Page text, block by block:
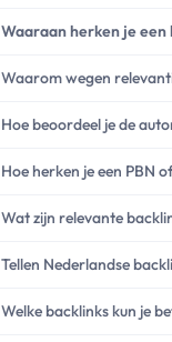
Waaraan herken je
Waarom wegen
Hoe beoordeel je de
Hoe herken je een PBN
Wat zijn relevante
Tellen Nederlandse
Welke backlinks kun je